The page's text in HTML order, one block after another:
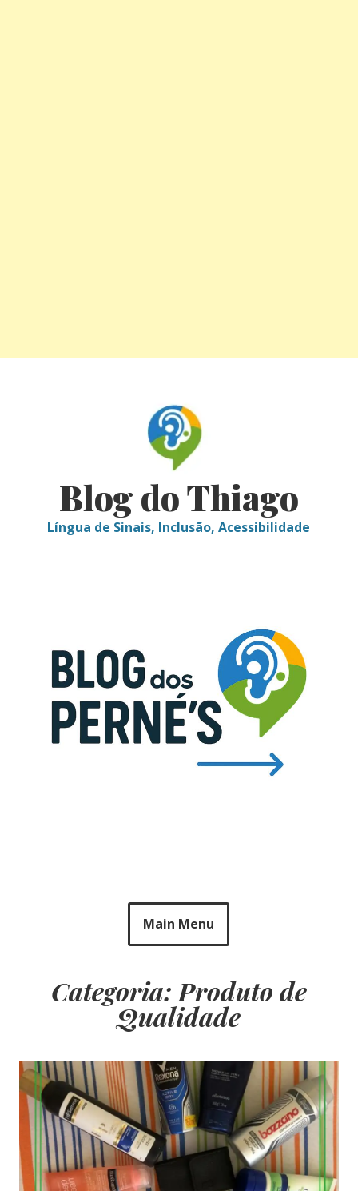
Blog do Thiago
Língua de Sinais, Inclusão, Acessibilidade
Main Menu
Categoria: Produto de
Qualidade